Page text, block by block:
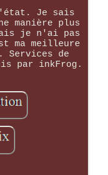
Je sais
manière plus
je n'ai pas
ma meilleure
Services de
par inkFrog.